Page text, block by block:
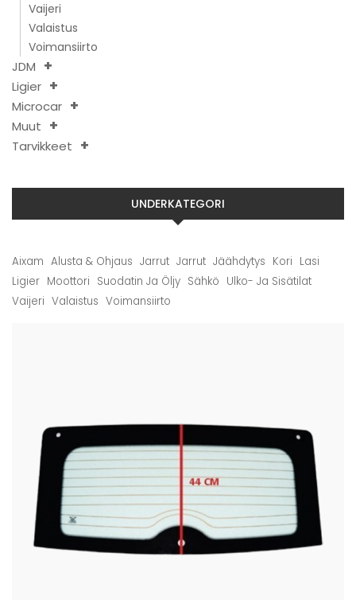
Vaijeri
Valaistus
Voimansiirto
JDM
Ligier
Microcar
Muut
Tarvikkeet
UNDERKATEGORI
Aixam Alusta & Ohjaus Jarrut Jarrut Jäähdytys Kori Lasi
Ligier Moottori Suodatin Ja Öljy Sähkö Ulko- Ja Sisätilat
Vaijeri Valaistus Voimansiirto